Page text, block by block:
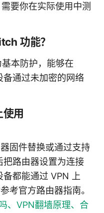
要你在实际使用中测
功能？
本防护，能够在
通过未加密的网络
用
固件替换或通过支持
路由器设置为连接
都能通过 VPN 上
考官方路由器指南。
、VPN翻墙原理、合